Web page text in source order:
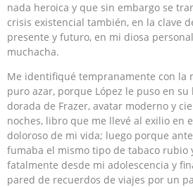
nada heroica y que sin embargo se
crisis existencial también, en la clave
presente y futuro, en mi diosa
muchacha.
Me identifiqué tempranamente con la
puro azar, porque López le puso en su
dorada de Frazer, avatar moderno y
noches, libro que me llevé al exilio en
doloroso de mi vida; luego porque
fumaba el mismo tipo de tabaco rubio
fatalmente desde mi adolescencia y
pared de recuerdos de viajes por un